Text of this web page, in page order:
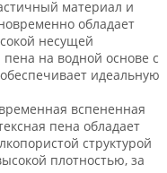
материал и
обладает
несущей
на водной основе с
идеальную
вспененная
пена обладает
структурой
плотностью, за